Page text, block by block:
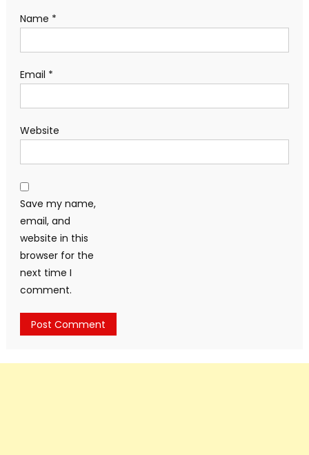
Name *
Email *
Website
Save my name,
email, and
website in this
browser for the
next time I
comment.